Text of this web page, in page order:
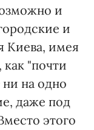
и
и
Киева, имея
"почти
ни на одно
даже под
этого